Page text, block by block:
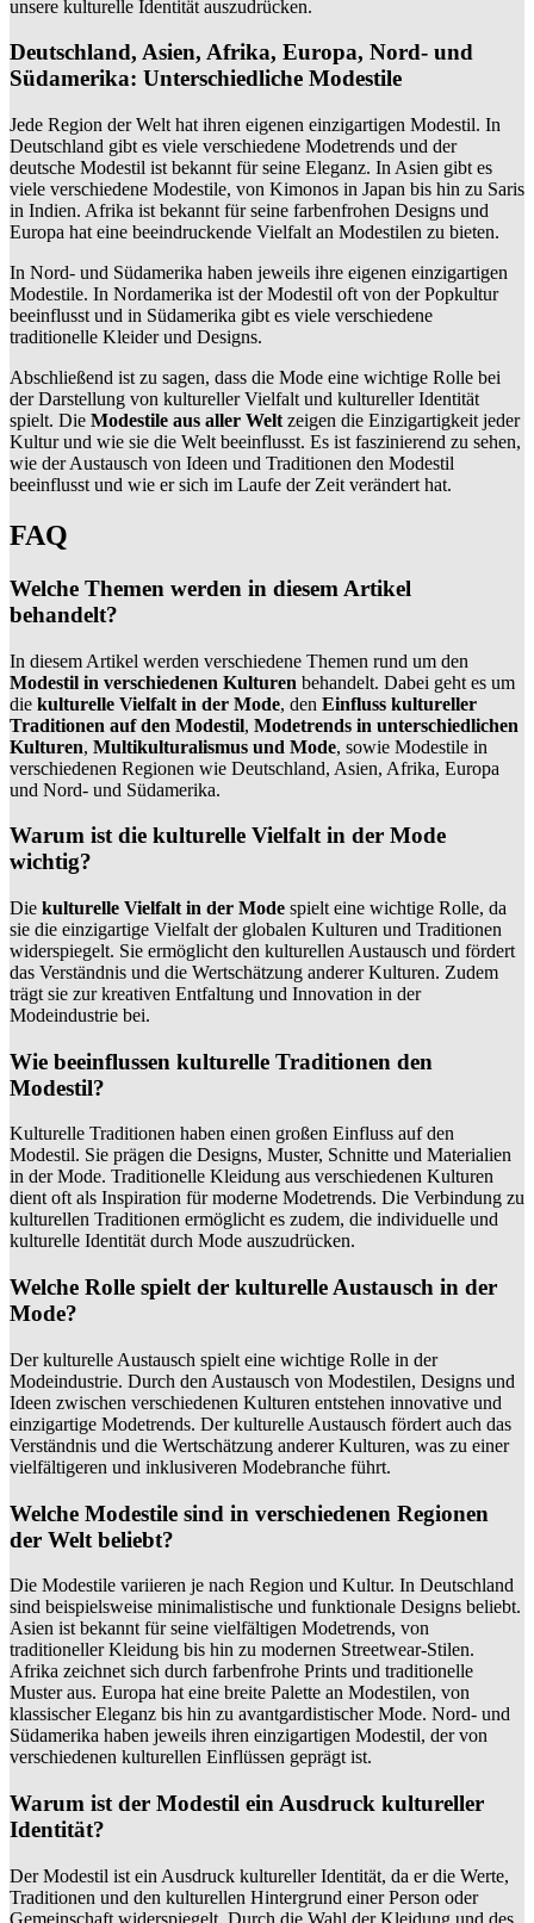
unsere kulturelle Identität auszudrücken.
Deutschland, Asien, Afrika, Europa, Nord- und
Südamerika: Unterschiedliche Modestile
Jede Region der Welt hat ihren eigenen einzigartigen Modestil. In
Deutschland gibt es viele verschiedene Modetrends und der
deutsche Modestil ist bekannt für seine Eleganz. In Asien gibt es
viele verschiedene Modestile, von Kimonos in Japan bis hin zu Saris
in Indien. Afrika ist bekannt für seine farbenfrohen Designs und
Europa hat eine beeindruckende Vielfalt an Modestilen zu bieten.
In Nord- und Südamerika haben jeweils ihre eigenen einzigartigen
Modestile. In Nordamerika ist der Modestil oft von der Popkultur
beeinflusst und in Südamerika gibt es viele verschiedene
traditionelle Kleider und Designs.
Abschließend ist zu sagen, dass die Mode eine wichtige Rolle bei
der Darstellung von kultureller Vielfalt und kultureller Identität
spielt. Die Modestile aus aller Welt zeigen die Einzigartigkeit jeder
Kultur und wie sie die Welt beeinflusst. Es ist faszinierend zu sehen,
wie der Austausch von Ideen und Traditionen den Modestil
beeinflusst und wie er sich im Laufe der Zeit verändert hat.
FAQ
Welche Themen werden in diesem Artikel
behandelt?
In diesem Artikel werden verschiedene Themen rund um den
Modestil in verschiedenen Kulturen behandelt. Dabei geht es um
die kulturelle Vielfalt in der Mode, den Einfluss kultureller
Traditionen auf den Modestil, Modetrends in unterschiedlichen
Kulturen, Multikulturalismus und Mode, sowie Modestile in
verschiedenen Regionen wie Deutschland, Asien, Afrika, Europa
und Nord- und Südamerika.
Warum ist die kulturelle Vielfalt in der Mode
wichtig?
Die kulturelle Vielfalt in der Mode spielt eine wichtige Rolle, da
sie die einzigartige Vielfalt der globalen Kulturen und Traditionen
widerspiegelt. Sie ermöglicht den kulturellen Austausch und fördert
das Verständnis und die Wertschätzung anderer Kulturen. Zudem
trägt sie zur kreativen Entfaltung und Innovation in der
Modeindustrie bei.
Wie beeinflussen kulturelle Traditionen den
Modestil?
Kulturelle Traditionen haben einen großen Einfluss auf den
Modestil. Sie prägen die Designs, Muster, Schnitte und Materialien
in der Mode. Traditionelle Kleidung aus verschiedenen Kulturen
dient oft als Inspiration für moderne Modetrends. Die Verbindung zu
kulturellen Traditionen ermöglicht es zudem, die individuelle und
kulturelle Identität durch Mode auszudrücken.
Welche Rolle spielt der kulturelle Austausch in der
Mode?
Der kulturelle Austausch spielt eine wichtige Rolle in der
Modeindustrie. Durch den Austausch von Modestilen, Designs und
Ideen zwischen verschiedenen Kulturen entstehen innovative und
einzigartige Modetrends. Der kulturelle Austausch fördert auch das
Verständnis und die Wertschätzung anderer Kulturen, was zu einer
vielfältigeren und inklusiveren Modebranche führt.
Welche Modestile sind in verschiedenen Regionen
der Welt beliebt?
Die Modestile variieren je nach Region und Kultur. In Deutschland
sind beispielsweise minimalistische und funktionale Designs beliebt.
Asien ist bekannt für seine vielfältigen Modetrends, von
traditioneller Kleidung bis hin zu modernen Streetwear-Stilen.
Afrika zeichnet sich durch farbenfrohe Prints und traditionelle
Muster aus. Europa hat eine breite Palette an Modestilen, von
klassischer Eleganz bis hin zu avantgardistischer Mode. Nord- und
Südamerika haben jeweils ihren einzigartigen Modestil, der von
verschiedenen kulturellen Einflüssen geprägt ist.
Warum ist der Modestil ein Ausdruck kultureller
Identität?
Der Modestil ist ein Ausdruck kultureller Identität, da er die Werte,
Traditionen und den kulturellen Hintergrund einer Person oder
Gemeinschaft widerspiegelt. Durch die Wahl der Kleidung und des